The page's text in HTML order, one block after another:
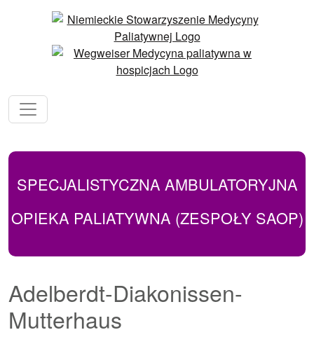
SPECJALISTYCZNA AMBULATORYJNA
OPIEKA PALIATYWNA (ZESPOŁY SAOP)
Adelberdt-Diakonissen-
Mutterhaus